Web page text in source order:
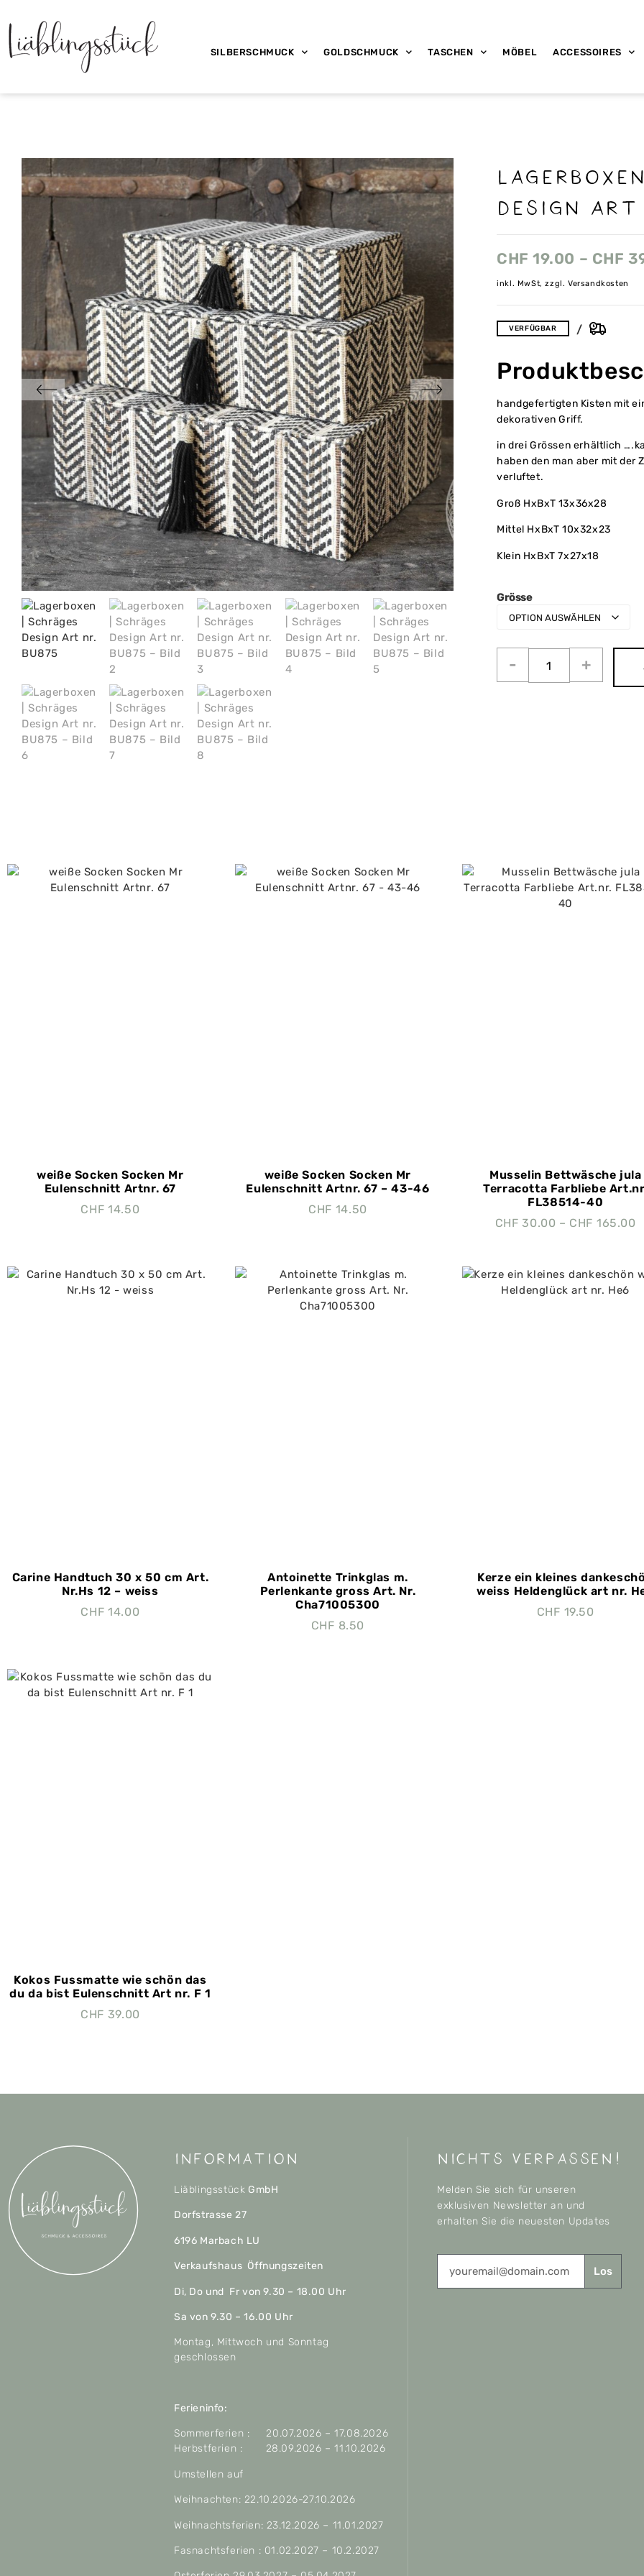
SILBERSCHMUCK GOLDSCHMUCK TASCHEN MÖBEL ACCESSOIRES
Design
CHF 19.00 – CHF
inkl. MwSt, zzgl. Versandkosten
VERFÜGBAR
handgefertigten Kisten mit
dekorativen Griff.
in drei Grössen erhältlich
haben den man aber mit der
verluftet.
Groß HxBxT 13x36x28
Mittel HxBxT 10x32x23
Klein HxBxT 7x27x18
Grösse
weiße Socken Socken Mr
Eulenschnitt Artnr. 67
CHF 14.50
weiße Socken Socken Mr
Eulenschnitt Artnr. 67 – 43-46
CHF 14.50
Musselin Bettwäsche jula
Terracotta Farbliebe
FL38514-40
CHF 30.00 – CHF 165.00
Carine Handtuch 30 x 50 cm Art.
Nr.Hs 12 – weiss
CHF 14.00
Antoinette Trinkglas m.
Perlenkante gross Art. Nr.
Cha71005300
CHF 8.50
Kerze ein kleines
weiss Heldenglück art nr.
CHF 19.50
Kokos Fussmatte wie schön das
du da bist Eulenschnitt Art nr. F 1
CHF 39.00
Information
Liäblingsstück GmbH
Dorfstrasse 27
6196 Marbach LU
Verkaufshaus Öffnungszeiten
Di, Do und Fr von 9.30 – 18.00 Uhr
Sa von 9.30 – 16.00 Uhr
Montag, Mittwoch und Sonntag
geschlossen
Ferieninfo:
Sommerferien : 20.07.2026 – 17.08.2026
Herbstferien : 28.09.2026 – 11.10.2026
Umstellen auf
Weihnachten: 22.10.2026-27.10.2026
Weihnachtsferien: 23.12.2026 – 11.01.2027
Fasnachtsferien : 01.02.2027 – 10.2.2027
nichts verpassen!
Melden Sie sich für unseren
exklusiven Newsletter an und
erhalten Sie die neuesten Updates
Los